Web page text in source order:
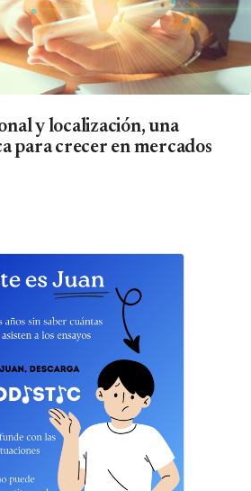
y localización, una
para crecer en mercados